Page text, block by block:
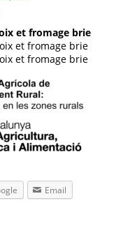
et fromage brie
et fromage brie
et fromage brie
Email